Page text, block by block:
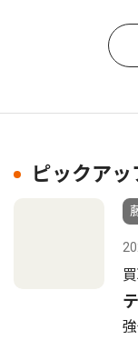
ピックアッ